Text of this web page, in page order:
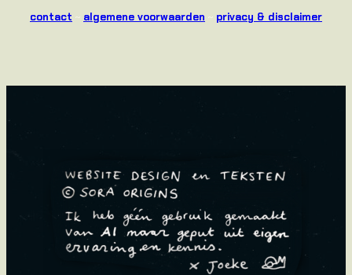
contact ~ algemene voorwaarden ~ privacy & disclaimer